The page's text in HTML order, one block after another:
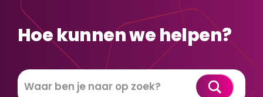
Hoe kunnen we helpen?
Zoeken